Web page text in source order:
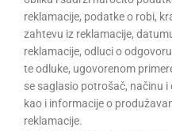
reklamacije, podatke o robi,
zahtevu iz reklamacije,
reklamacije, odluci o
te odluke, ugovorenom
se saglasio potrošač, načinu
kao i informacije o
reklamacije.